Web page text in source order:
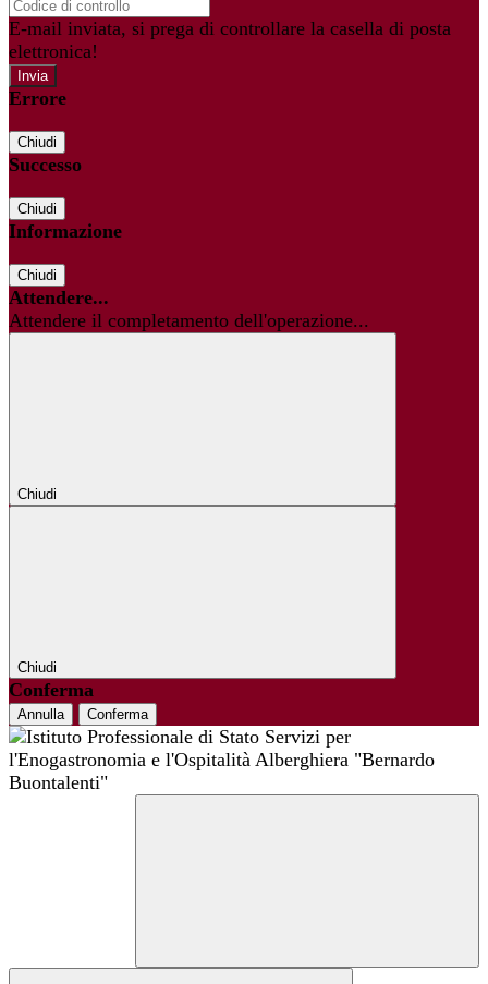
E-mail inviata, si prega di controllare la casella di posta
elettronica!
Errore
Chiudi
Successo
Chiudi
Informazione
Chiudi
Attendere...
Attendere il completamento dell'operazione...
Chiudi
Chiudi
Conferma
Annulla Conferma